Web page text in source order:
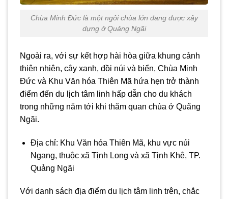
Chùa Minh Đức là một ngôi chùa lớn đang được xây
dựng ở Quảng Ngãi
Ngoài ra, với sự kết hợp hài hòa giữa khung cảnh
thiên nhiên, cây xanh, đồi núi và biển, Chùa Minh
Đức và Khu Văn hóa Thiên Mã hứa hẹn trở thành
điểm đến du lịch tâm linh hấp dẫn cho du khách
trong những năm tới khi thăm quan chùa ở Quãng
Ngãi.
Địa chỉ: Khu Văn hóa Thiên Mã, khu vực núi
Ngang, thuộc xã Tịnh Long và xã Tịnh Khê, TP.
Quảng Ngãi
Với danh sách địa điểm du lịch tâm linh trên, chắc